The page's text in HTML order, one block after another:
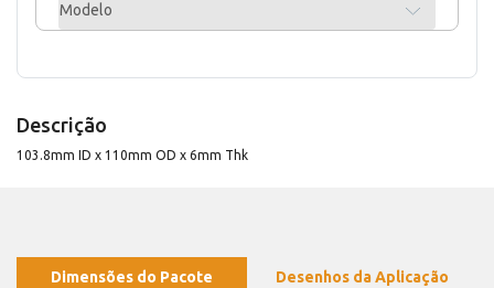
Modelo
Descrição
103.8mm ID x 110mm OD x 6mm Thk
Dimensões do Pacote Desenhos da Aplicação